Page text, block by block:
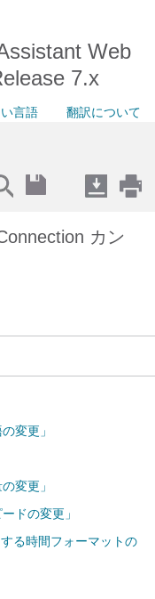
Web
7.x
言語 翻訳について
カン
変更」
変更」
ドの変更」
る時間フォーマットの